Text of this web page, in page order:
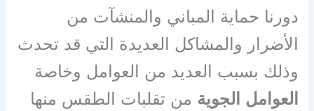
دورنا حماية المباني والمنشآت من
الأضرار والمشاكل العديدة التي قد تحدث
وذلك بسبب العديد من العوامل وخاصة
العوامل الجوية من تقلبات الطقس منها